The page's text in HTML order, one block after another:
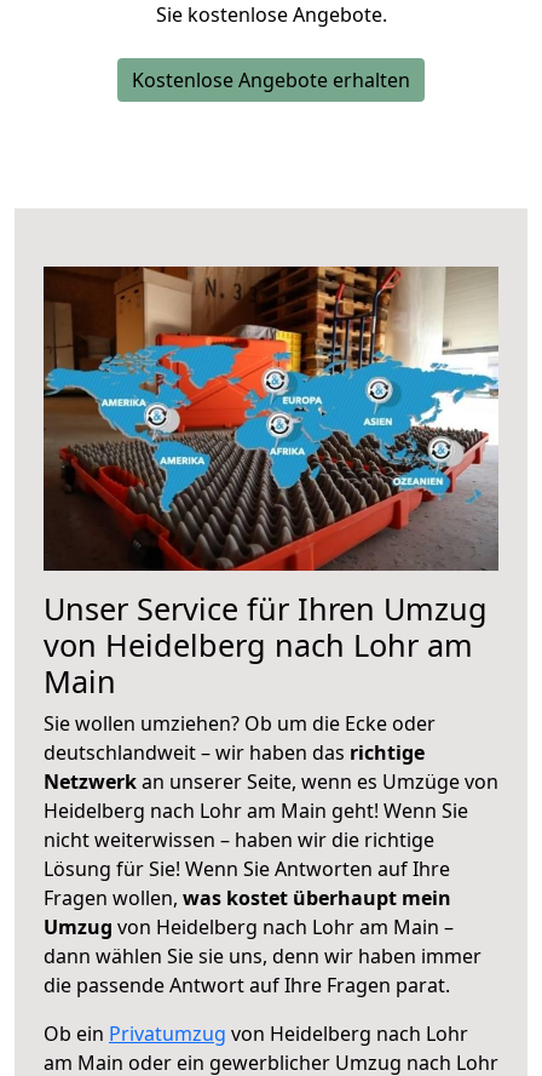
Sie kostenlose Angebote.
Kostenlose Angebote erhalten
Unser Service für Ihren Umzug
von Heidelberg nach Lohr am
Main
Sie wollen umziehen? Ob um die Ecke oder
deutschlandweit – wir haben das richtige
Netzwerkan unserer Seite, wenn es Umzüge von
Heidelberg nach Lohr am Main geht! Wenn Sie
nicht weiterwissen – haben wir die richtige
Lösung für Sie! Wenn Sie Antworten auf Ihre
Fragen wollen, was kostet überhaupt mein
Umzug von Heidelberg nach Lohr am Main –
dann wählen Sie sie uns, denn wir haben immer
die passende Antwort auf Ihre Fragen parat.
Ob ein Privatumzug von Heidelberg nach Lohr
am Main oder ein gewerblicher Umzug nach Lohr